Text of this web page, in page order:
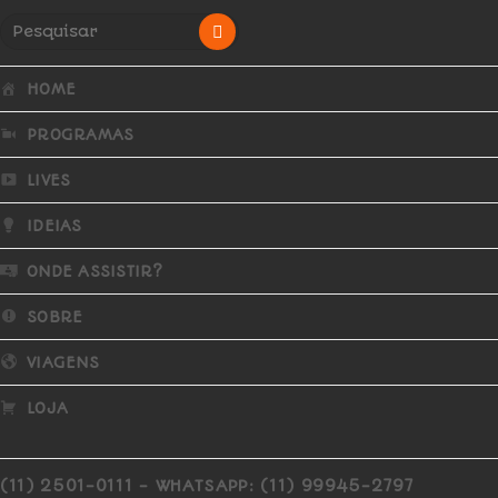
HOME
PROGRAMAS
LIVES
IDEIAS
ONDE ASSISTIR?
SOBRE
VIAGENS
LOJA
(11) 2501-0111 - WHATSAPP: (11) 99945-2797